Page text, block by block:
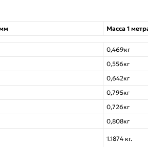
Масса 1
0,469кг
0,556кг
0,642кг
0,795кг
0,726кг
0,808кг
1.1874 кг.